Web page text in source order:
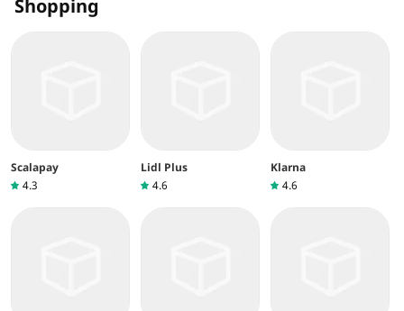
Shopping
Scalapay
4.3
Lidl Plus
4.6
Klarna
4.6